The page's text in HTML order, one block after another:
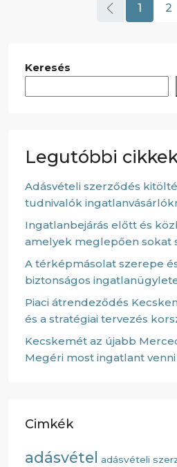
1 2
Keresés
Legutóbbi
Adásvételi szerződés
tudnivalók
Ingatlanbejárás előtt és
amelyek meglepően sokat
A térképmásolat szerepe
biztonságos
Piaci átrendeződés
és a stratégiai tervezés
Kecskemét az újabb
Megéri most ingatlant
Cimkék
adásvétel adásvételi